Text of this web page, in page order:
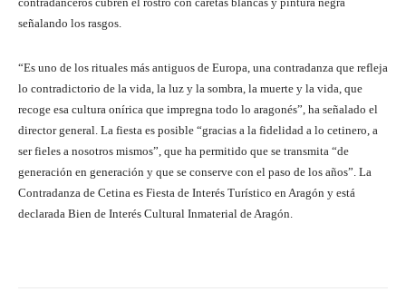
señalando los rasgos.
“Es uno de los rituales más antiguos de Europa, una contradanza que refleja
lo contradictorio de la vida, la luz y la sombra, la muerte y la vida, que
recoge esa cultura onírica que impregna todo lo aragonés”, ha señalado el
director general. La fiesta es posible “gracias a la fidelidad a lo cetinero, a
ser fieles a nosotros mismos”, que ha permitido que se transmita “de
generación en generación y que se conserve con el paso de los años”. La
Contradanza de Cetina es Fiesta de Interés Turístico en Aragón y está
declarada Bien de Interés Cultural Inmaterial de Aragón.